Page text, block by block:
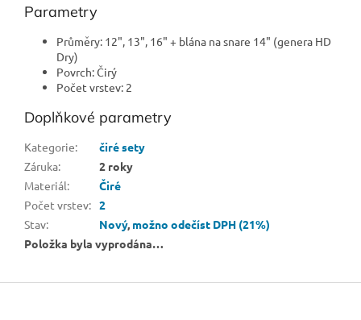
Parametry
Průměry: 12", 13", 16" + blána na snare 14" (genera HD
Dry)
Povrch: Čirý
Počet vrstev: 2
Doplňkové parametry
Kategorie:
čiré sety
Záruka:
2 roky
Materiál:
Čiré
Počet vrstev: 2
Stav: Nový, možno odečíst DPH (21%)
Položka byla vyprodána…
Z